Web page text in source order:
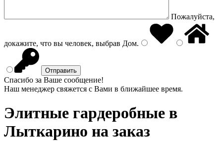
Пожалуйста,
докажите, что вы человек, выбрав Дом.
Спасибо за Ваше сообщение!
Наш менеджер свяжется с Вами в ближайшее время.
Элитные гардеробные в
Лыткарино на заказ